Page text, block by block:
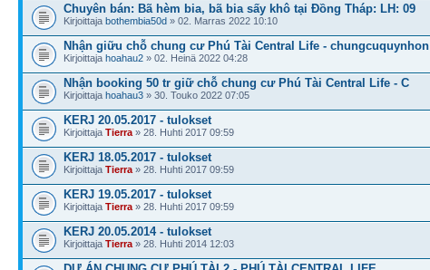
Chuyên bán: Bã hèm bia, bã bia sấy khô tại Đồng Tháp: LH: 09
Kirjoittaja bothembia50d » 02. Marras 2022 10:10
Nhận giữu chỗ chung cư Phú Tài Central Life - chungcuquynhon
Kirjoittaja hoahau2 » 02. Heinä 2022 04:28
Nhận booking 50 tr giữ chỗ chung cư Phú Tài Central Life - C
Kirjoittaja hoahau3 » 30. Touko 2022 07:05
KERJ 20.05.2017 - tulokset
Kirjoittaja Tierra » 28. Huhti 2017 09:59
KERJ 18.05.2017 - tulokset
Kirjoittaja Tierra » 28. Huhti 2017 09:59
KERJ 19.05.2017 - tulokset
Kirjoittaja Tierra » 28. Huhti 2017 09:59
KERJ 20.05.2014 - tulokset
Kirjoittaja Tierra » 28. Huhti 2014 12:03